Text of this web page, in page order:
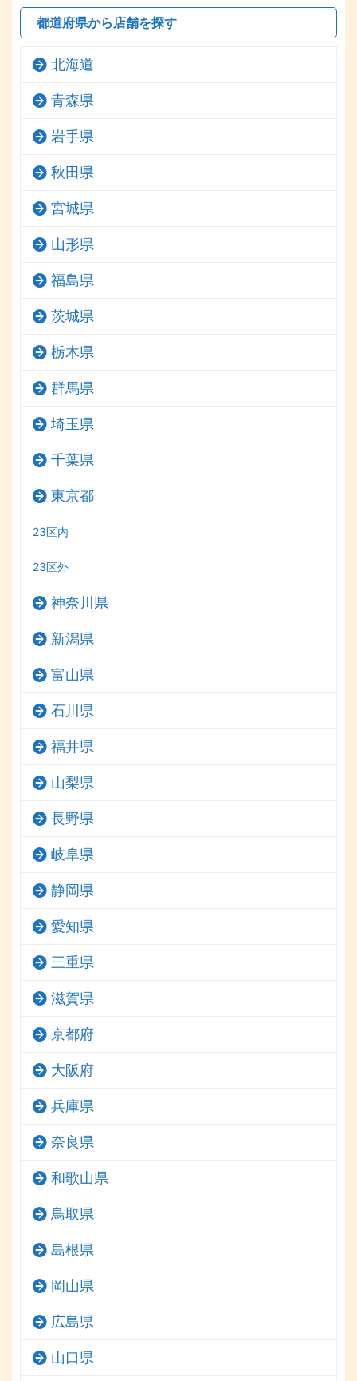
都道府県から店舗を探す
北海道
青森県
岩手県
秋田県
宮城県
山形県
福島県
茨城県
栃木県
群馬県
埼玉県
千葉県
東京都
23区内
23区外
神奈川県
新潟県
富山県
石川県
福井県
山梨県
長野県
岐阜県
静岡県
愛知県
三重県
滋賀県
京都府
大阪府
兵庫県
奈良県
和歌山県
鳥取県
島根県
岡山県
広島県
山口県